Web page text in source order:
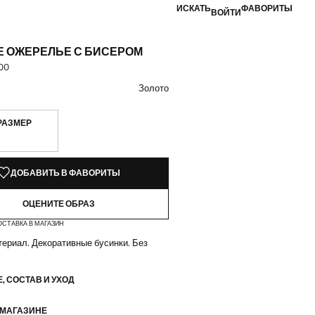
ИСКАТЬВОЙТИФАВОРИТЫ
ОЖЕРЕЛЬЕ С БИСЕРОМ
[AMD 9 900,00 ]
Золото
Золото
ДОБАВИТЬ В ФАВОРИТЫ
ОЦЕНИТЕ ОБРАЗ
В МАГАЗИН
Декоративные бусинки. Без
СОСТАВ И УХОД